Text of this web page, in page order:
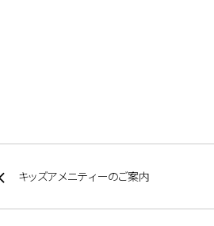
キッズアメニティーのご案内